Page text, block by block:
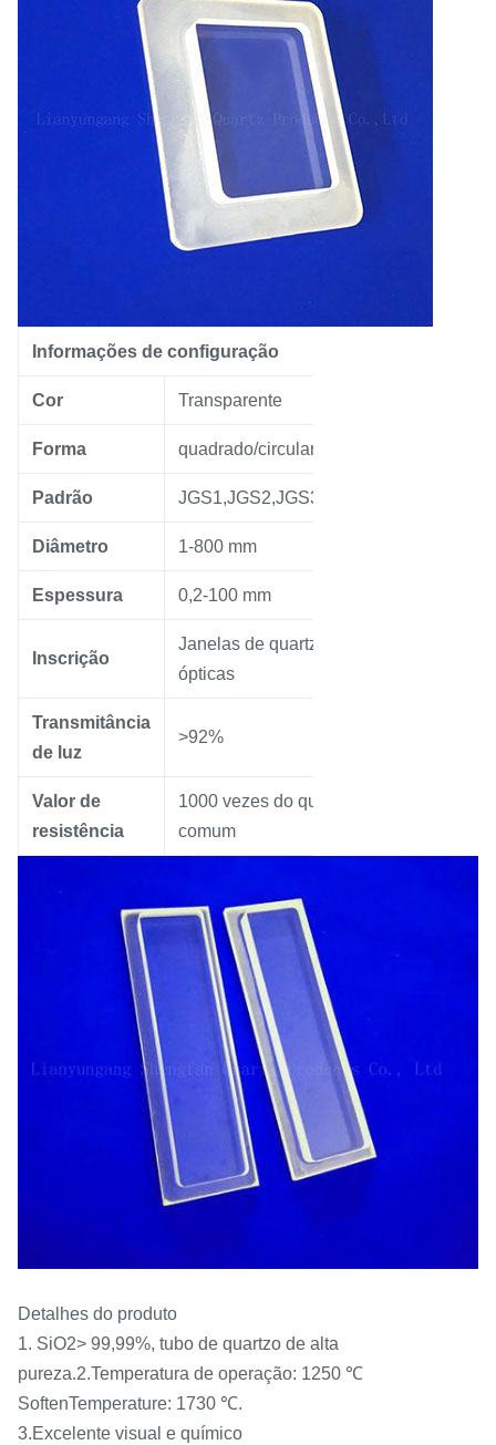
Informações de configuração
Cor Transparente
Forma quadrado/circular/redondo
Padrão JGS1,JGS2,JGS3
Diâmetro 1-800 mm
Espessura 0,2-100 mm
Inscrição
Janelas de quartzo
ópticas
Transmitância
de luz
>92%
Valor de
resistência
1000 vezes do que o vidro
comum
Detalhes do produto
1. SiO2> 99,99%, tubo de quartzo de alta
pureza.2.Temperatura de operação: 1250 ℃
SoftenTemperature: 1730 ℃.
3.Excelente visual e químico